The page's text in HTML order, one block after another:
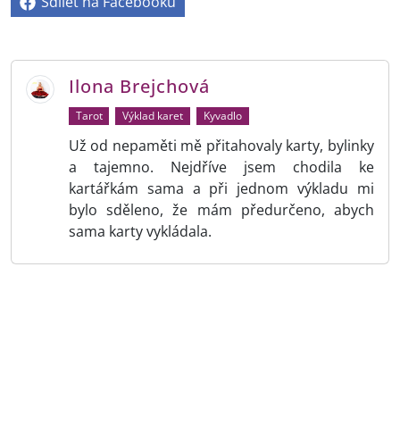
Ilona Brejchová
Tarot Výklad karet Kyvadlo
Už od nepaměti mě přitahovaly karty, bylinky
a tajemno. Nejdříve jsem chodila ke
kartářkám sama a při jednom výkladu mi
bylo sděleno, že mám předurčeno, abych
sama karty vykládala.